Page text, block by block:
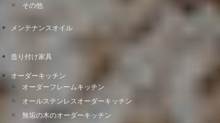
その他
メンテナンスオイル
造り付け家具
オーダーキッチン
オーダーフレームキッチン
オールステンレスオーダーキッチン
無垢の木のオーダーキッチン